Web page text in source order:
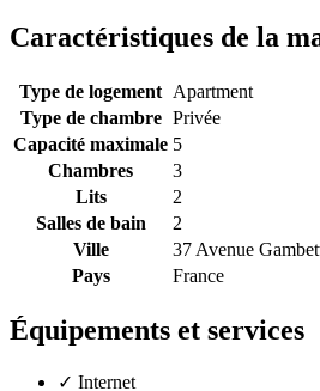
Caractéristiques de la
Type de logement Apartment
Type de chambre Privée
Capacité maximale 5
Chambres
3
Lits
2
Salles de bain
2
Ville
37 Avenue
Pays
France
Équipements et services
✓ Internet